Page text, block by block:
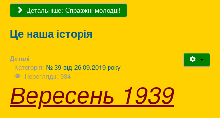
Детальніше: Справжні молодці!
Це наша історія
Деталі
Категорія: № 39 від 26.09.2019 року
Перегляди: 934
Вересень 1939